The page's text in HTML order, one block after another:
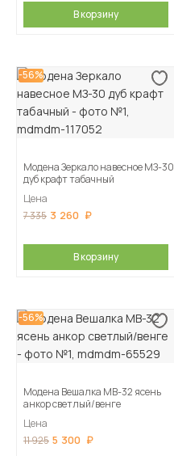
В корзину
-56%
Модена Зеркало навесное МЗ-30
дуб крафт табачный
Цена
7 335 3 260
В корзину
-56%
Модена Вешалка МВ-32 ясень
анкор светлый/венге
Цена
11 925 5 300